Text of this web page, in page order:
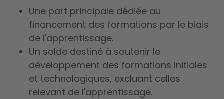
Une part principale dédiée au
financement des formations par le biais
de l'apprentissage.
Un solde destiné à soutenir le
développement des formations initiales
et technologiques, excluant celles
relevant de l'apprentissage.